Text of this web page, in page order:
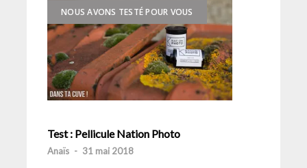
NOUS AVONS TESTÉ POUR VOUS
Test : Pellicule Nation Photo
Anaïs - 31 mai 2018